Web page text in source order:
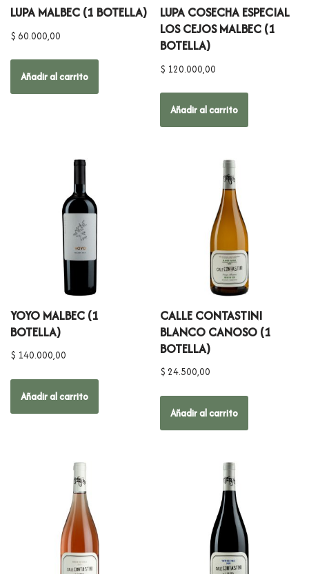
LUPA MALBEC (1 BOTELLA)
$ 60.000,00
Añadir al carrito
LUPA COSECHA ESPECIAL
LOS CEJOS MALBEC (1
BOTELLA)
$ 120.000,00
Añadir al carrito
YOYO MALBEC (1
BOTELLA)
$ 140.000,00
Añadir al carrito
CALLE CONTASTINI
BLANCO CANOSO (1
BOTELLA)
$ 24.500,00
Añadir al carrito